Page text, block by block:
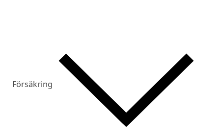
Försäkring